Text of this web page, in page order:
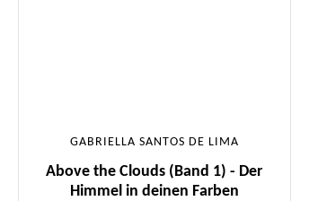
GABRIELLA SANTOS DE LIMA
Above the Clouds (Band 1) - Der
Himmel in deinen Farben